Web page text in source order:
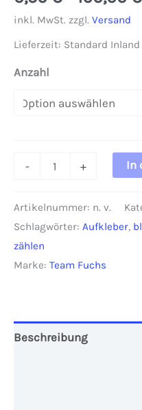
inkl. MwSt. zzgl. Versand
Lieferzeit: Standard
Anzahl
-
Aufkleber
+ In
Artikelnummer: n. v.
Schlagwörter: Aufkleber,
zählen
Marke: Team Fuchs
Beschreibung